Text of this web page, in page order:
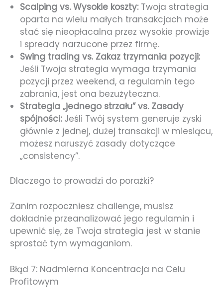
Scalping vs. Wysokie koszty:Twoja strategia
oparta na wielu małych transakcjach może
stać się nieopłacalna przez wysokie prowizje
i spready narzucone przez firmę.
Swing trading vs. Zakaz trzymania pozycji:
Jeśli Twoja strategia wymaga trzymania
pozycji przez weekend, a regulamin tego
zabrania, jest ona bezużyteczna.
Strategia „jednego strzału” vs. Zasady
spójności:Jeśli Twój system generuje zyski
głównie z jednej, dużej transakcji w miesiącu,
możesz naruszyć zasady dotyczące
„consistency”.
Dlaczego to prowadzi do porażki?
Zanim rozpoczniesz challenge, musisz
dokładnie przeanalizować jego regulamin i
upewnić się, że Twoja strategia jest w stanie
sprostać tym wymaganiom.
Błąd 7: Nadmierna Koncentracja na Celu
Profitowym